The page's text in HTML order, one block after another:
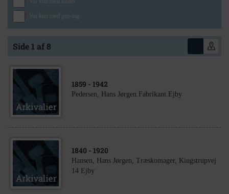
Vis kun med geo-tag
Side 1 af 8
1859 - 1942
Pedersen, Hans Jørgen.Fabrikant.Ejby
1840 - 1920
Hansen, Hans Jørgen, Træskomager, Kingstrupvej
14 Ejby